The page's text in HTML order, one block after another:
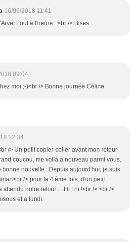
16/06/2018 11:41
tout à l'heure...<br /> Bises
09:04
moi ;-)<br /> Bonne journée Céline
22:34
/> Un petit copier-coller avant mon retour
coucou, me voilà a nouveau parmi vous.
bonne nouvelle : Depuis aujourd'hui, je suis
/> pour la 4 ème fois, d'un petit
attendu notre retour ....Hi ! hi !<br /> <br />
et a lundi.